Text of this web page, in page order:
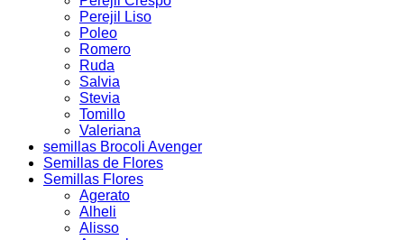
Perejil Liso
Poleo
Romero
Ruda
Salvia
Stevia
Tomillo
Valeriana
semillas Brocoli Avenger
Semillas de Flores
Semillas Flores
Agerato
Alheli
Alisso